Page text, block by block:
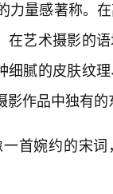
力量感著称。
在艺术摄影的
细腻的皮肤纹
作品中独有的
首婉约的宋